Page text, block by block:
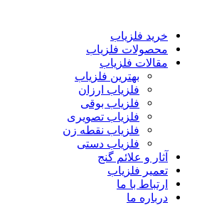
خرید فلزیاب
محصولات فلزیاب
مقالات فلزیاب
بهترین فلزیاب
فلزیاب ارزان
فلزیاب بوقی
فلزیاب تصویری
فلزیاب نقطه زن
فلزیاب دستی
آثار و علائم گنج
تعمیر فلزیاب
ارتباط با ما
درباره ما